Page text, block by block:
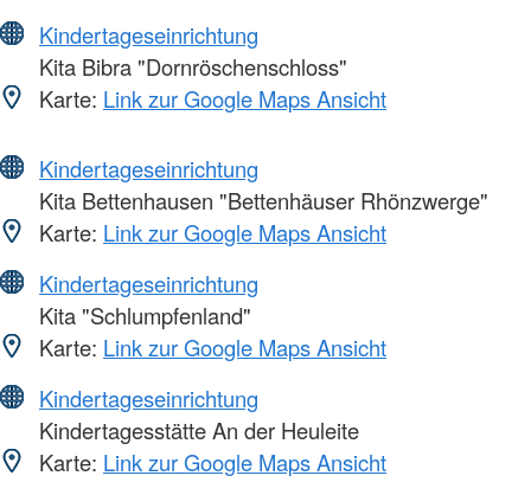
Kindertageseinrichtung
Kita Bibra "Dornröschenschloss"
Karte: Link zur Google Maps Ansicht
Kindertageseinrichtung
Kita Bettenhausen "Bettenhäuser Rhönzwerge"
Karte: Link zur Google Maps Ansicht
Kindertageseinrichtung
Kita "Schlumpfenland"
Karte: Link zur Google Maps Ansicht
Kindertageseinrichtung
Kindertagesstätte An der Heuleite
Karte: Link zur Google Maps Ansicht